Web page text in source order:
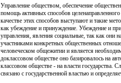
Управление обществом, обеспечение
помощь активных способов
качестве этих способов выступают и такие
как убеждение и принуждение. Убеждение и
управления, явления социальные, так как они
участниками конкретных общественных
человеческом общежитии и является
доклассовом обществе оно базировалось на
классовом обществе - на власти государства.
связано с государственной властью и